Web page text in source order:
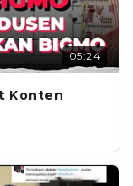
05:24
Konten